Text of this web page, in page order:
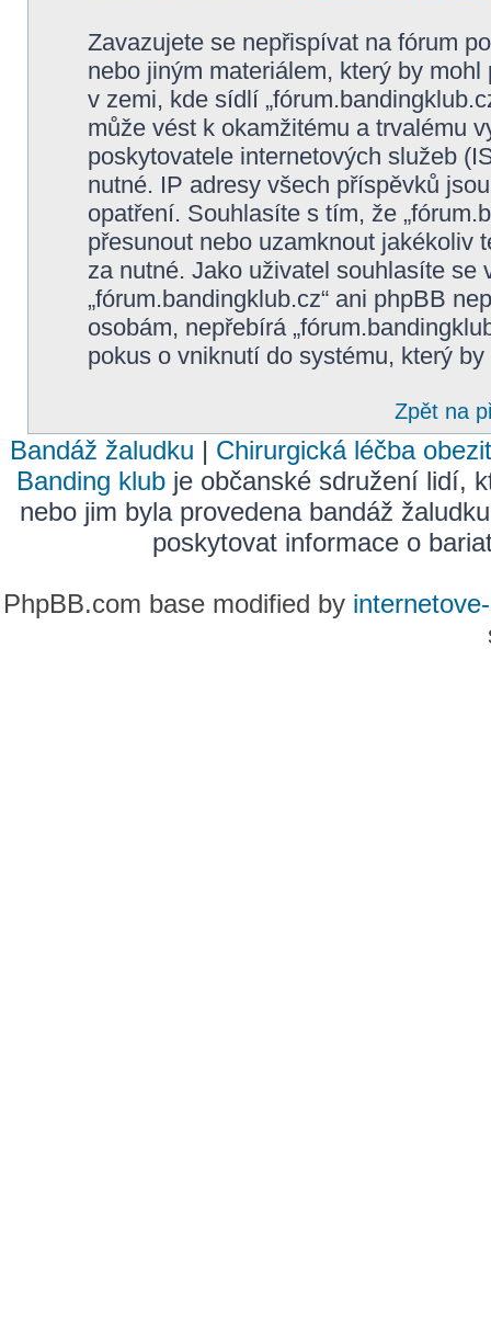
Zavazujete se nepřispívat na fórum
nebo jiným materiálem, který by
v zemi, kde sídlí
může vést k okamžitému a trvalému
poskytovatele internetových služeb
nutné. IP adresy všech příspěvků
opatření. Souhlasíte s tím, že
přesunout nebo uzamknout jakékoliv
za nutné. Jako uživatel souhlasíte
„fórum.bandingklub.cz“ ani phpBB
osobám, nepřebírá
pokus o vniknutí do systému, který
Zpět na
Bandáž žaludku | Chirurgická léčba
Banding klub je občanské sdružení lidí,
nebo jim byla provedena bandáž
poskytovat informace o
PhpBB.com base modified by